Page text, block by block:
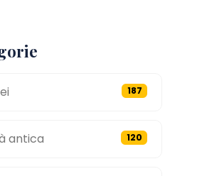
187
antica 120